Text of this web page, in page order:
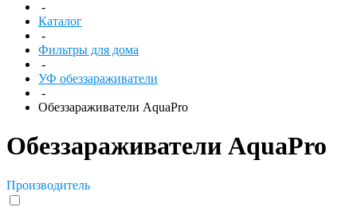
-
Каталог
-
Фильтры для дома
-
УФ обеззараживатели
-
Обеззараживатели AquaPro
Обеззараживатели AquaPro
Производитель